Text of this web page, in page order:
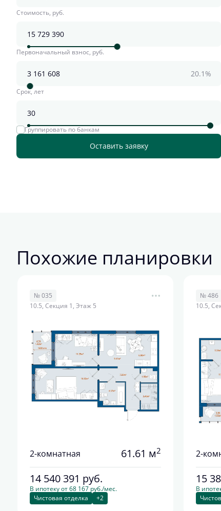
Стоимость, руб.
Первоначальный взнос, руб.
20.1%
Срок, лет
Группировать по банкам
Оставить заявку
Похожие планировки
№ 035
10.5, Секция 1, Этаж 5
2-комнатная 61.61 м2
14 540 391 руб.
В ипотеку от 68 167 руб./мес.
Чистовая отделка
+2
№ 486
10.5,
2-
15
В